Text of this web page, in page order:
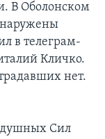
В Оболонском
в телеграм-
Кличко.
нет.
Сил